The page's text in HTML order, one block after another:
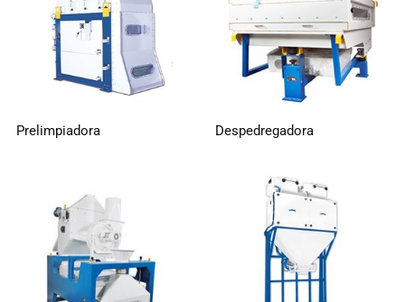
Prelimpiadora Despedregadora